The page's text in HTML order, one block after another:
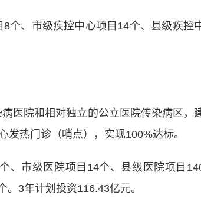
、市级疾控中心项目14个、县级疾控
医院和相对独立的公立医院传染病区，
热门诊（哨点），实现100%达标。
市级医院项目14个、县级医院项目
3年计划投资116.43亿元。